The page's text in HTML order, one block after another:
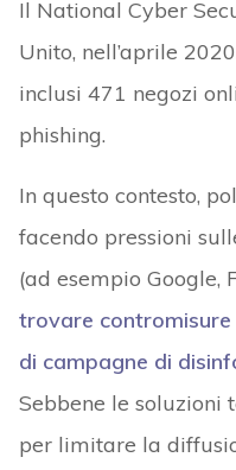
Il National Cyber
Unito, nell’aprile
inclusi 471 negozi
phishing.
In questo contesto,
facendo pressioni
(ad esempio Google,
trovare
di campagne di
Sebbene le soluzioni
per limitare la